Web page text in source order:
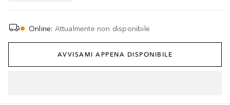
Online: Attualmente non disponibile
AVVISAMI APPENA DISPONIBILE